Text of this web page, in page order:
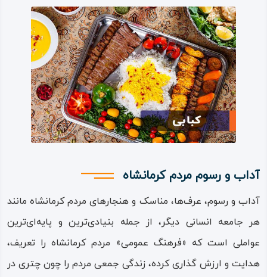
دکتر محمدکرمانشاهی (پزشک)
علی‌ اکبر مرادی (نوازنده‌)
یارمحمدخان کرمانشاهی (آزادی خواه)
پوران درخشنده (فیلم‌ ساز)
معینی ‌کرمانشاهی (شاعر)
علی‌ محمد افغانی (نویسنده)
رشید یاسمی (مورخ و مترجم)
علی‌ اشرف ‌درویشیان (نویسنده)
میرزا محمدرضا کلهر (خوش‌نویس)
آداب و رسوم مردم کرمانشاه
آداب و رسوم، عرف‌ها، مناسک و هنجارهای مردم کرمانشاه مانند
هر جامعه انسانی دیگر، از جمله بنیادی‌ترین و پایه‌ای‌ترین
عواملی است که «فرهنگ عمومی» مردم کرمانشاه را تعریف،
هدایت و ارزش‌ گذاری کرده، زندگی جمعی مردم را چون چتری در